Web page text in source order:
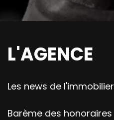
L'AGENCE
Les news de l'immobilier
Barème des honoraires